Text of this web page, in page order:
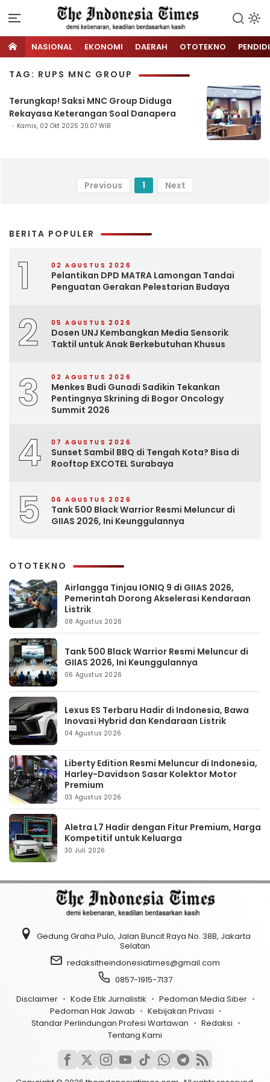
NASIONAL EKONOMI DAERAH OTOTEKNO
TAG: RUPS MNC GROUP
Terungkap! Saksi MNC Group Diduga
Rekayasa Keterangan Soal Danapera
Kamis, 02 Okt 2025 20:07 WIB
Previous 1 Next
BERITA POPULER
1 02 AGUSTUS 2026
Pelantikan DPD MATRA Lamongan Tandai
Penguatan Gerakan Pelestarian Budaya
2 05 AGUSTUS 2026
Dosen UNJ Kembangkan Media Sensorik
Taktil untuk Anak Berkebutuhan Khusus
3 02 AGUSTUS 2026
Menkes Budi Gunadi Sadikin Tekankan
Pentingnya Skrining di Bogor Oncology
Summit 2026
4 07 AGUSTUS 2026
Sunset Sambil BBQ di Tengah Kota? Bisa di
Rooftop EXCOTEL Surabaya
5 06 AGUSTUS 2026
Tank 500 Black Warrior Resmi Meluncur di
GIIAS 2026, Ini Keunggulannya
OTOTEKNO
Airlangga Tinjau IONIQ 9 di GIIAS 2026,
Pemerintah Dorong Akselerasi Kendaraan
Listrik
08 Agustus 2026
Tank 500 Black Warrior Resmi Meluncur di
GIIAS 2026, Ini Keunggulannya
06 Agustus 2026
Lexus ES Terbaru Hadir di Indonesia, Bawa
Inovasi Hybrid dan Kendaraan Listrik
04 Agustus 2026
Liberty Edition Resmi Meluncur di Indonesia,
Harley-Davidson Sasar Kolektor Motor
Premium
03 Agustus 2026
Aletra L7 Hadir dengan Fitur Premium, Harga
Kompetitif untuk Keluarga
30 Juli 2026
Gedung Graha Pulo, Jalan Buncit Raya No. 38B, Jakarta
Selatan
redaksitheindonesiatimes@gmail.com
0857-1915-7137
Disclaimer
Kode Etik Jurnalistik
Pedoman Media Siber
Pedoman Hak Jawab
Kebijakan Privasi
Standar Perlindungan Profesi Wartawan
Redaksi
Tentang Kami